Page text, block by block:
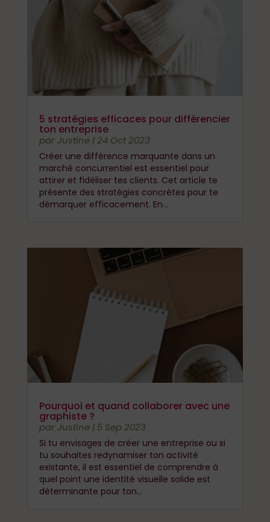
5 stratégies efficaces pour différencier
ton entreprise
parJustine|24 Oct 2023
Créer une différence marquante dans un
marché concurrentiel est essentiel pour
attirer et fidéliser tes clients. Cet article te
présente des stratégies concrètes pour te
démarquer efficacement. En...
Pourquoi et quand collaborer avec une
graphiste ?
parJustine| 5 Sep 2023
Si tu envisages de créer une entreprise ou si
tu souhaites redynamiser ton activité
existante, il est essentiel de comprendre à
quel point une identité visuelle solide est
déterminante pour ton...